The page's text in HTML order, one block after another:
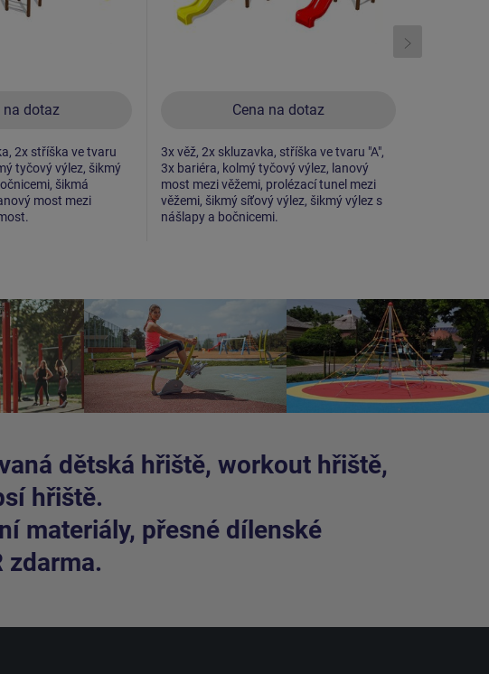
na dotaz
2x stříška ve tvaru
tyčový výlez, šikmý
šikmá
most mezi
Cena na dotaz
3x věž, 2x skluzavka, stříška ve tvaru "A",
3x bariéra, kolmý tyčový výlez, lanový
most mezi věžemi, prolézací tunel mezi
věžemi, šikmý síťový výlez, šikmý výlez s
nášlapy a bočnicemi.
dětská hřiště, workout hřiště,
hřiště.
materiály, přesné dílenské
zdarma.